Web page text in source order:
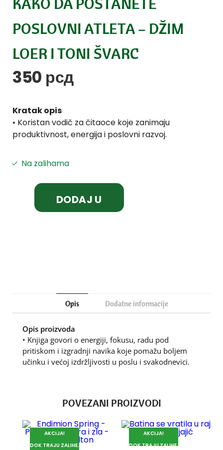
POSLOVNI ATLETA – DŽIM
LOER I TONI ŠVARC
350 рсд
Kratak opis
• Koristan vodič za čitaoce koje zanimaju
produktivnost, energija i poslovni razvoj.
Na zalihama
DODAJ U
Opis Dodatne informacije
Opis proizvoda
• Knjiga govori o energiji, fokusu, radu pod
pritiskom i izgradnji navika koje pomažu boljem
učinku i većoj izdržljivosti u poslu i svakodnevici.
POVEZANI PROIZVODI
AKCIJA!
DOK TRAJU ZALIHE.
AKCIJA!
DOK TRAJU ZALIHE.